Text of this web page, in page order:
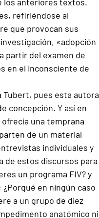
refiriéndose al
que provocan sus
«adopción
partir del examen de
en el inconsciente de
Tubert, pues esta autora
concepción. Y así en
una temprana
de un material
individuales y
de estos discursos para
un programa FIV? y
en ningún caso
a un grupo de diez
anatómico ni